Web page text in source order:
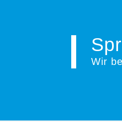
Wir